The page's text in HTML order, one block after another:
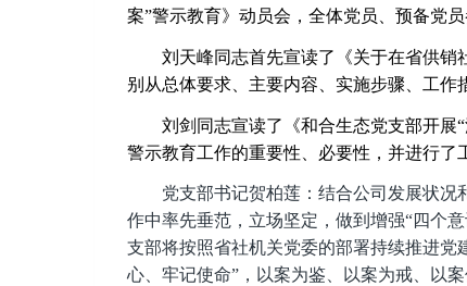
案”警示教育》动员会，全体党员、预备党
刘天峰同志首先宣读了《关于在省供销
别从总体要求、主要内容、实施步骤、工作
刘剑同志宣读了《和合生态党支部开展
警示教育工作的重要性、必要性，并进行了
党支部书记贺柏莲：结合公司发展状
作中率先垂范，立场坚定，做到增强“四个
支部将按照省社机关党委的部署持续推进
心、牢记使命”，以案为鉴、
以案为戒、以